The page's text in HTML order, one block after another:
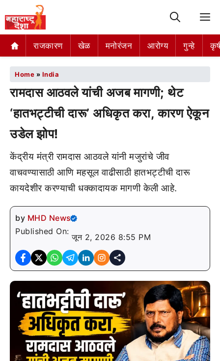
राजकारण खेळ मनोरंजन आरोग्य गुन्हे
Home » India
रामदास आठवले यांची अजब मागणी; थेट
‘हातभट्टीची दारू’ अधिकृत करा, कारण ऐकून
उडेल झोप!
केंद्रीय मंत्री रामदास आठवले यांनी मजुरांचे जीव
वाचवण्यासाठी आणि महसूल वाढीसाठी हातभट्टीची दारू
कायदेशीर करण्याची धक्कादायक मागणी केली आहे.
by MHD News
Published On:
जून 2, 2026 8:55 PM